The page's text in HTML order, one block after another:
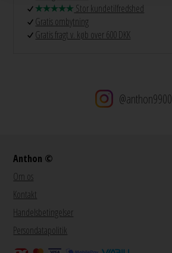
Stor kundetilfredshed
Gratis ombytning
Gratis fragt v. køb over 600 DKK
@anthon9900
Anthon ©
Om os
Kontakt
Handelsbetingelser
Persondatapolitik